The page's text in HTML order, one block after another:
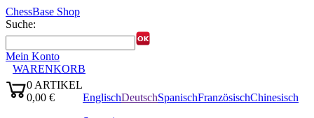
ChessBase Shop
Suche:
Mein Konto
WARENKORB
0 ARTIKEL
0,00 €
EnglischDeutschSpanischFranzösischChinesisch